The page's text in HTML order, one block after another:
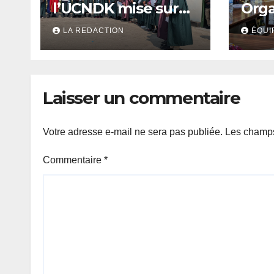
l’UCNDK mise sur
l’excellence et
l’employabilité des
jeunes
LA REDACTION
Laisser un commentaire
Votre adresse e-mail ne sera pas publiée. Les
Commentaire *